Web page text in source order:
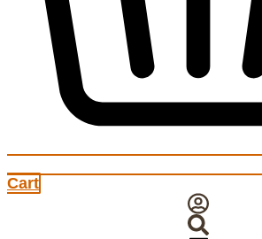
Cart